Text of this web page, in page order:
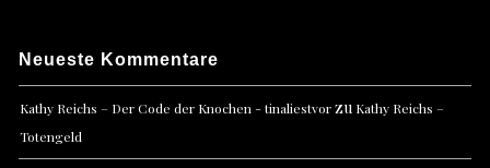
Neueste Kommentare
Kathy Reichs – Der Code der Knochen - tinaliestvorzu Kathy Reichs –
Totengeld